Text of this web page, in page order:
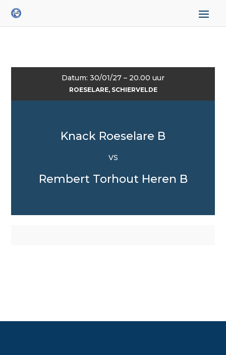
Datum: 30/01/27 – 20.00 uur
ROESELARE, SCHIERVELDE
Knack Roeselare B
VS
Rembert Torhout Heren B